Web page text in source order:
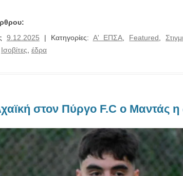
9.12.2025 | Κατηγορίες: Α' ΕΠΣΑ Featured
Ισοβίτες έδρα
στον Πύργο F.C ο Μαντάς